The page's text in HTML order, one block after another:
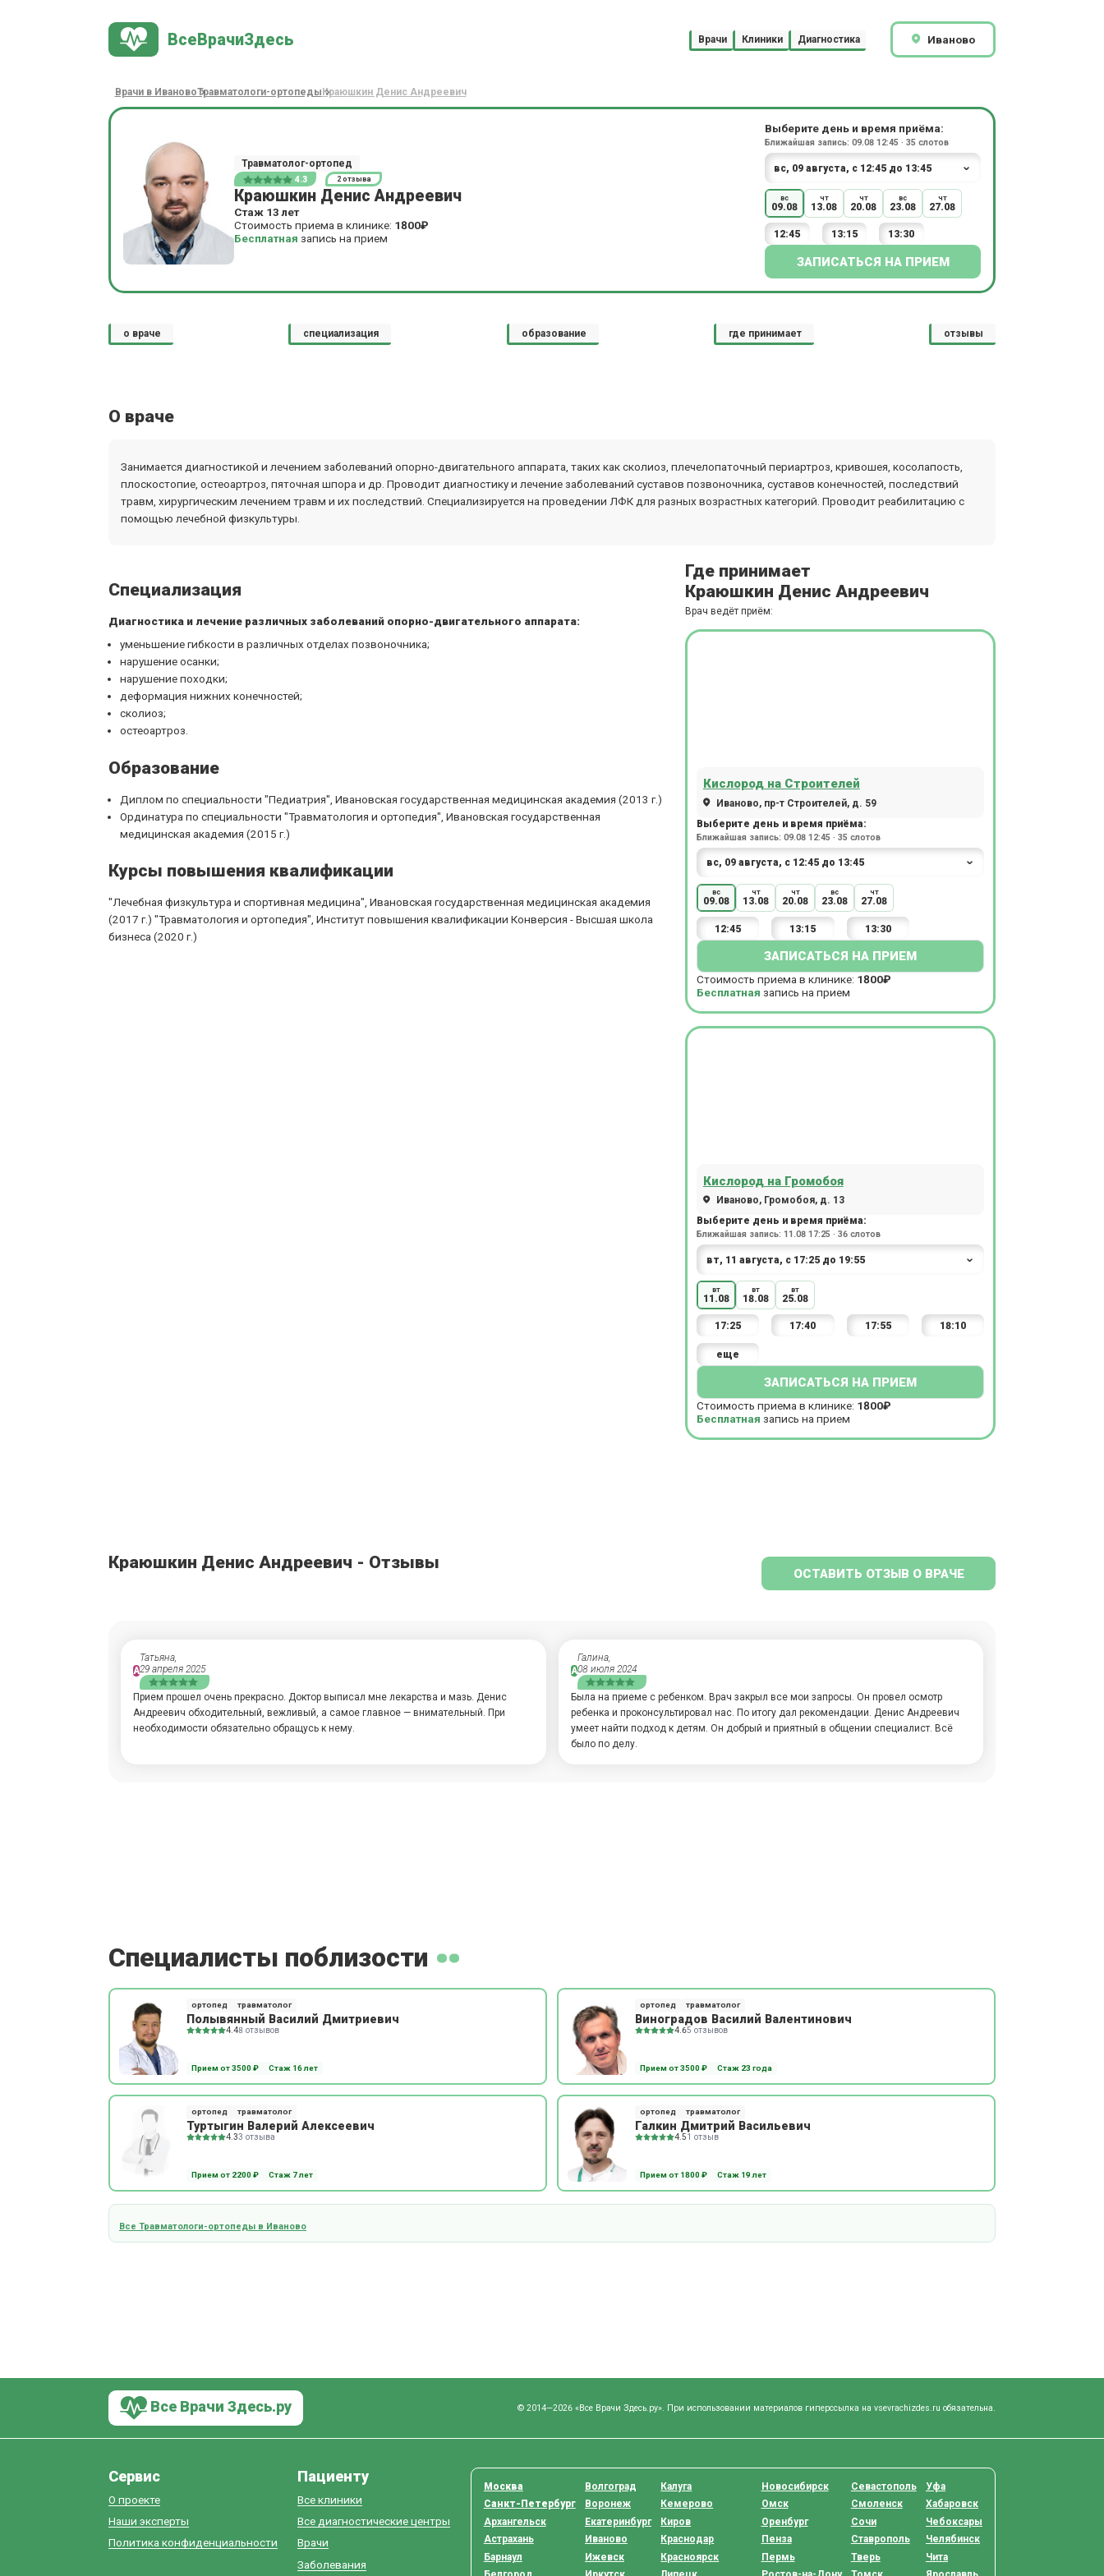
ВсеВрачиЗдесь Врачи Клиники Диагностика Иваново
Врачи в ИвановоТравматологи-ортопеды Краюшкин Денис Андреевич
Травматолог-ортопед
4.3 2 отзыва
Краюшкин Денис Андреевич
Стаж 13 лет
Стоимость приема в клинике: 1800₽
Бесплатная запись на прием
Выберите день и время приёма:
Ближайшая запись: 09.08 12:45 · 35 слотов
вс
09.08
чт
13.08
чт
20.08
вс
23.08
чт
27.08
12:45 13:15 13:30
ЗАПИСАТЬСЯ НА ПРИЕМ
о враче специализация образование где принимает отзывы
О враче
Занимается диагностикой и лечением заболеваний опорно-двигательного аппарата, таких как сколиоз, плечелопаточный периартроз, кривошея, косолапость,
плоскостопие, остеоартроз, пяточная шпора и др. Проводит диагностику и лечение заболеваний суставов позвоночника, суставов конечностей, последствий
травм, хирургическим лечением травм и их последствий. Специализируется на проведении ЛФК для разных возрастных категорий. Проводит реабилитацию с
помощью лечебной физкультуры.
Специализация
Диагностика и лечение различных заболеваний опорно-двигательного аппарата:
уменьшение гибкости в различных отделах позвоночника;
нарушение осанки;
нарушение походки;
деформация нижних конечностей;
сколиоз;
остеоартроз.
Образование
Диплом по специальности "Педиатрия", Ивановская государственная медицинская академия (2013 г.)
Ординатура по специальности "Травматология и ортопедия", Ивановская государственная
медицинская академия (2015 г.)
Курсы повышения квалификации
"Лечебная физкультура и спортивная медицина", Ивановская государственная медицинская академия
(2017 г.) "Травматология и ортопедия", Институт повышения квалификации Конверсия - Высшая школа
бизнеса (2020 г.)
Где принимает
Краюшкин Денис Андреевич
Врач ведёт приём:
Кислород на Строителей
Иваново, пр-т Строителей, д. 59
Выберите день и время приёма:
Ближайшая запись: 09.08 12:45 · 35 слотов
вс
09.08
чт
13.08
чт
20.08
вс
23.08
чт
27.08
12:45 13:15 13:30
ЗАПИСАТЬСЯ НА ПРИЕМ
Стоимость приема в клинике: 1800₽
Бесплатная запись на прием
Кислород на Громобоя
Иваново, Громобоя, д. 13
Выберите день и время приёма:
Ближайшая запись: 11.08 17:25 · 36 слотов
вт
11.08
вт
18.08
вт
25.08
17:25 17:40 17:55 18:10
еще
ЗАПИСАТЬСЯ НА ПРИЕМ
Стоимость приема в клинике: 1800₽
Бесплатная запись на прием
Краюшкин Денис Андреевич - Отзывы
ОСТАВИТЬ ОТЗЫВ О ВРАЧЕ
А
Татьяна,
29 апреля 2025
Прием прошел очень прекрасно. Доктор выписал мне лекарства и мазь. Денис
Андреевич обходительный, вежливый, а самое главное — внимательный. При
необходимости обязательно обращусь к нему.
А
Галина,
08 июля 2024
Была на приеме с ребенком. Врач закрыл все мои запросы. Он провел осмотр
ребенка и проконсультировал нас. По итогу дал рекомендации. Денис Андреевич
умеет найти подход к детям. Он добрый и приятный в общении специалист. Всё
было по делу.
Специалисты поблизости
ортопед травматолог
Полывянный Василий Дмитриевич
4.48 отзывов
Прием от 3500 ₽ Стаж 16 лет
ортопед травматолог
Виноградов Василий Валентинович
4.65 отзывов
Прием от 3500 ₽ Стаж 23 года
ортопед травматолог
Туртыгин Валерий Алексеевич
4.33 отзыва
Прием от 2200 ₽ Стаж 7 лет
ортопед травматолог
Галкин Дмитрий Васильевич
4.51 отзыв
Прием от 1800 ₽ Стаж 19 лет
Все Травматологи-ортопеды в Иваново
Все Врачи Здесь.ру © 2014—2026 «Все Врачи Здесь.ру». При использовании материалов гиперссылка на vsevrachizdes.ru обязательна.
Сервис
О проекте
Наши эксперты
Политика конфиденциальности
Пациенту
Все клиники
Все диагностические центры
Врачи
Заболевания
Москва
Санкт-Петербург
Архангельск
Астрахань
Барнаул
Волгоград
Воронеж
Екатеринбург
Иваново
Ижевск
Калуга
Кемерово
Киров
Краснодар
Красноярск
Новосибирск
Омск
Оренбург
Пенза
Пермь
Севастополь
Смоленск
Сочи
Ставрополь
Тверь
Уфа
Хабаровск
Чебоксары
Челябинск
Чита